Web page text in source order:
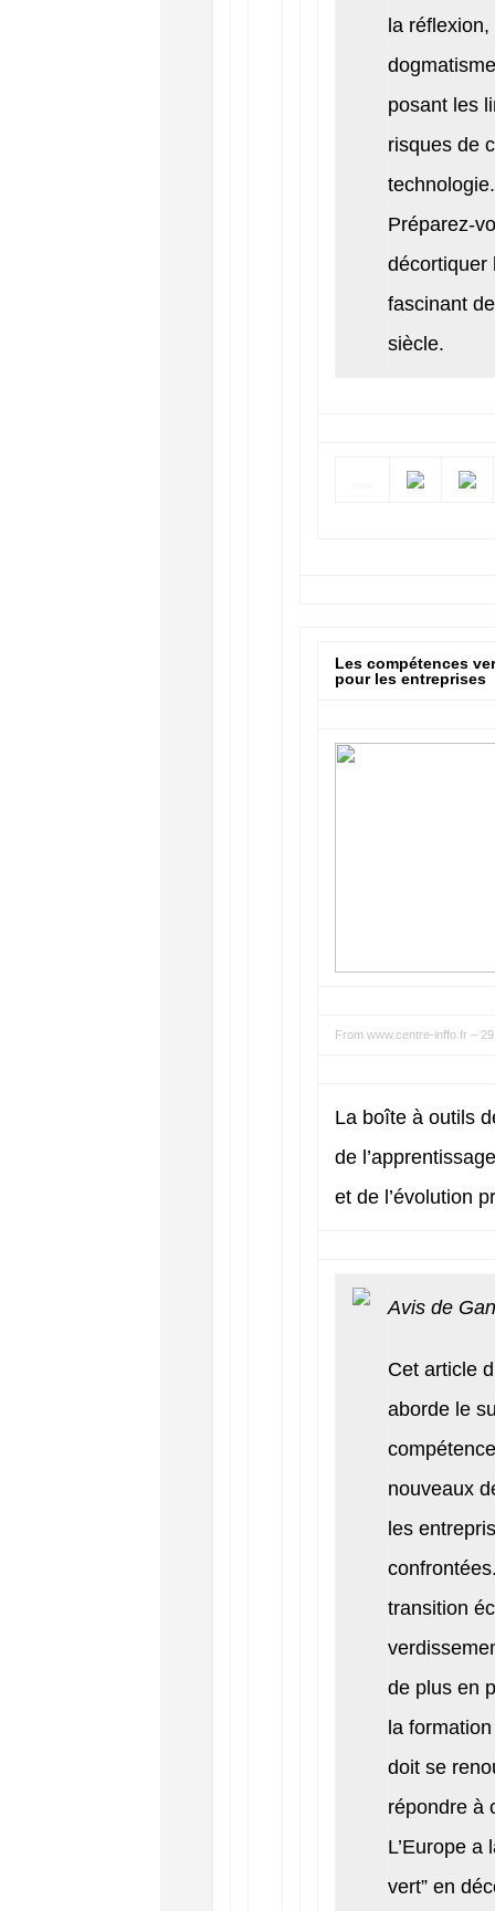
la
posant les
risques de
technologie.
Préparez-
décortiquer
fascinant
siècle.
Les compétences
pour les entreprises
From www.centre-inffo.fr –
La boîte à outils
de
et de l’évolution
Avis de
Cet article
aborde le
nouveaux
les
transition
de plus en
la
doit se
répondre à
L’Europe a
vert” en